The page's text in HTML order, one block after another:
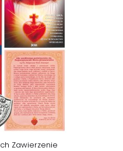
Zawierzenie